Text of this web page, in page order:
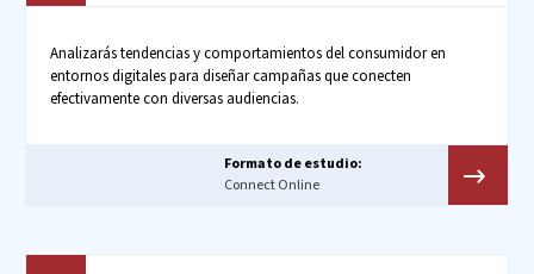
Analizarás tendencias y comportamientos del consumidor en
entornos digitales para diseñar campañas que conecten
efectivamente con diversas audiencias.
Formato de estudio:
Connect Online